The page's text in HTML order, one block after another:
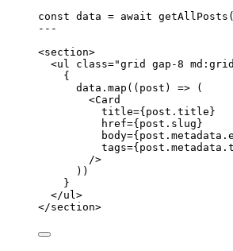
const data = await getAllPosts
---
<section>
<ul class="grid gap-8
{
data . map ( ( post ) => (
<Card
title={ post . title }
href={ post . slug }
body={ post . metadata .
tags={ post . metadata .
/>
))
}
</ul>
</section>